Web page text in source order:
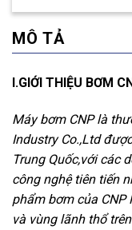
MÔ TẢ
I.GIỚI THIỆU BƠM
Máy bơm CNP là
Industry Co.,Ltd
Trung Quốc,với các
công nghệ tiên tiến
phẩm bơm của CNP
và vùng lãnh thổ